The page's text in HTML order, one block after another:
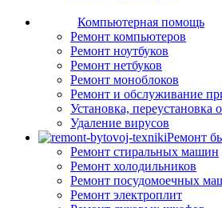
Компьютерная помощь
Ремонт компьютеров
Ремонт ноутбуков
Ремонт нетбуков
Ремонт моноблоков
Ремонт и обслуживание
Установка, переустановка
Удаление вирусов
Ремонт
Ремонт стиральных машин
Ремонт холодильников
Ремонт посудомоечных
Ремонт электроплит